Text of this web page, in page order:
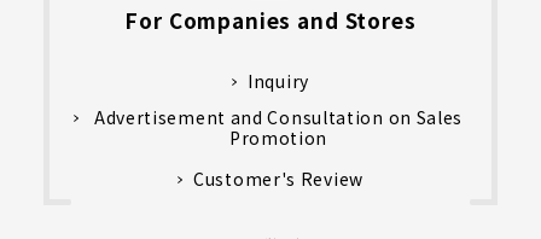
For Companies and Stores
Inquiry
Advertisement and Consultation on Sales
Promotion
Customer's Review